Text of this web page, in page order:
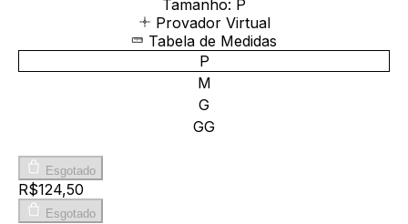
Tamanho: P
Provador Virtual
Tabela de Medidas
P
M
G
GG
Esgotado
R$124,50
Esgotado